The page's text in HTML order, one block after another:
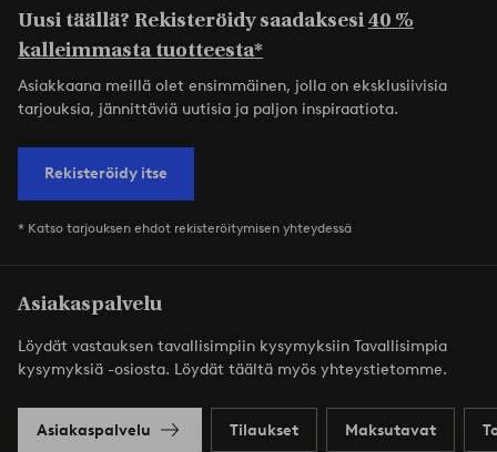
Uusi täällä? Rekisteröidy saadaksesi40 %
kalleimmasta tuotteesta*
Asiakkaana meillä olet ensimmäinen, jolla on eksklusiivisia
tarjouksia, jännittäviä uutisia ja paljon inspiraatiota.
Rekisteröidy itse
* Katso tarjouksen ehdot rekisteröitymisen yhteydessä
Asiakaspalvelu
Löydät vastauksen tavallisimpiin kysymyksiin Tavallisimpia
kysymyksiä -osiosta. Löydät täältä myös yhteystietomme.
Asiakaspalvelu Tilaukset Maksutavat